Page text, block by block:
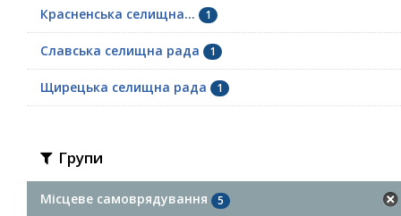
Красненська селищна... 1
Славська селищна рада 1
Щирецька селищна рада 1
Групи
Місцеве самоврядування 5